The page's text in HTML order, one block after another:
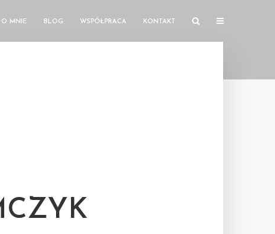
O MNIE BLOG WSPÓŁPRACA KONTAKT